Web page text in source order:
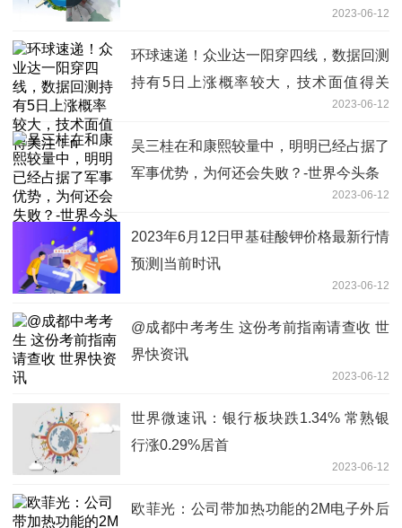
2023-06-12
环球速递！众业达一阳穿四线，数据回测
持有5日上涨概率较大，技术面值得关
2023-06-12
吴三桂在和康熙较量中，明明已经占据了
军事优势，为何还会失败？-世界今头条
2023-06-12
2023年6月12日甲基硅酸钾价格最新行情
预测|当前时讯
2023-06-12
@成都中考考生 这份考前指南请查收 世
界快资讯
2023-06-12
世界微速讯：银行板块跌1.34% 常熟银
行涨0.29%居首
2023-06-12
欧菲光：公司带加热功能的2M电子外后